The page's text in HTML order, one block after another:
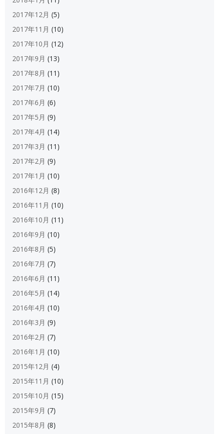
2017年12月 (5)
2017年11月 (10)
2017年10月 (12)
2017年9月 (13)
2017年8月 (11)
2017年7月 (10)
2017年6月 (6)
2017年5月 (9)
2017年4月 (14)
2017年3月 (11)
2017年2月 (9)
2017年1月 (10)
2016年12月 (8)
2016年11月 (10)
2016年10月 (11)
2016年9月 (10)
2016年8月 (5)
2016年7月 (7)
2016年6月 (11)
2016年5月 (14)
2016年4月 (10)
2016年3月 (9)
2016年2月 (7)
2016年1月 (10)
2015年12月 (4)
2015年11月 (10)
2015年10月 (15)
2015年9月 (7)
2015年8月 (8)